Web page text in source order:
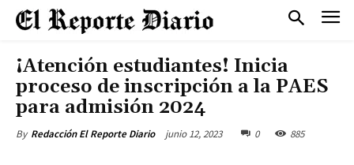
¡Atención estudiantes! Inicia
proceso de inscripción a la PAES
para admisión 2024
By Redacción El Reporte Diario junio 12, 2023 0 885